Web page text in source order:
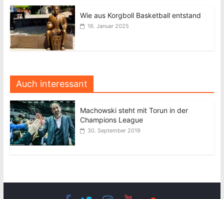
Wie aus Korgboll Basketball entstand
16. Januar 2025
Auch interessant
Machowski steht mit Torun in der
Champions League
30. September 2019